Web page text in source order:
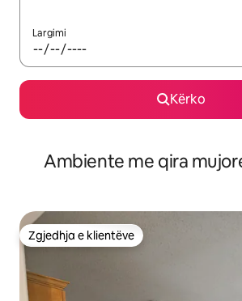
Largimi
Kërko
Ambiente me qira
Zgjedhja e klientëve
Zgjedhja e klientëve